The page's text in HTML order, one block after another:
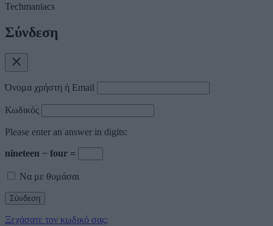
Techmaniacs
Σύνδεση
Όνομα χρήστη ή Email
Κωδικός
Please enter an answer in digits:
nineteen − four =
Να με θυμάσαι
Ξεχάσατε τον κωδικό σας;